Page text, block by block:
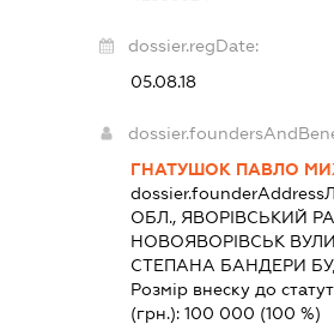
dossier.regDate:
05.08.18
ГНАТУШОК ПАВЛО
dossier.founderAddress
ОБЛ., ЯВОРІВСЬКИЙ
НОВОЯВОРІВСЬК
СТЕПАНА БАНДЕРИ
Розмір внеску до
(грн.): 100 000 (100 %)